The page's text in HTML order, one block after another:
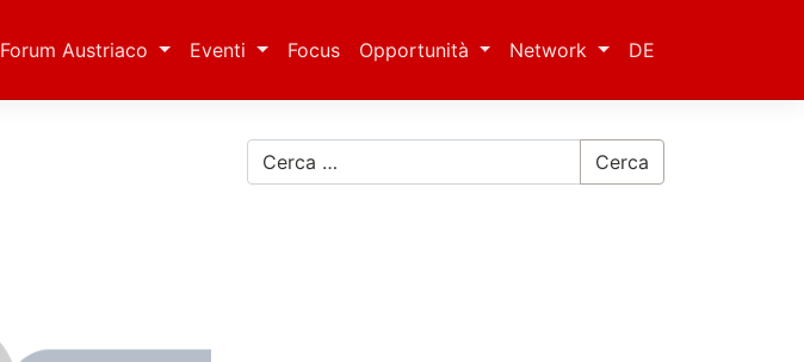
Forum Austriaco Eventi Focus Opportunità Network DE
Cerca